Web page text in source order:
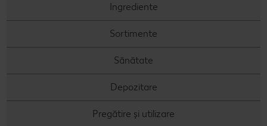
Ingrediente
Sortimente
Sănătate
Depozitare
Pregătire și utilizare